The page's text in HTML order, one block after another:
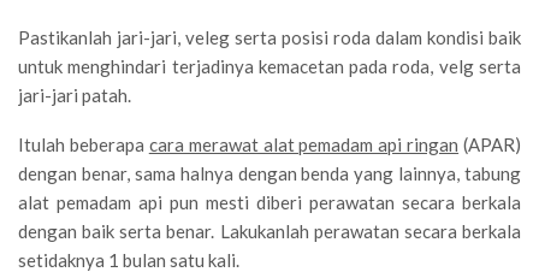
Pastikanlah jari-jari, veleg serta posisi roda dalam kondisi baik
untuk menghindari terjadinya kemacetan pada roda, velg serta
jari-jari patah.
Itulah beberapa cara merawat alat pemadam api ringan (APAR)
dengan benar, sama halnya dengan benda yang lainnya, tabung
alat pemadam api pun mesti diberi perawatan secara berkala
dengan baik serta benar. Lakukanlah perawatan secara berkala
setidaknya 1 bulan satu kali.